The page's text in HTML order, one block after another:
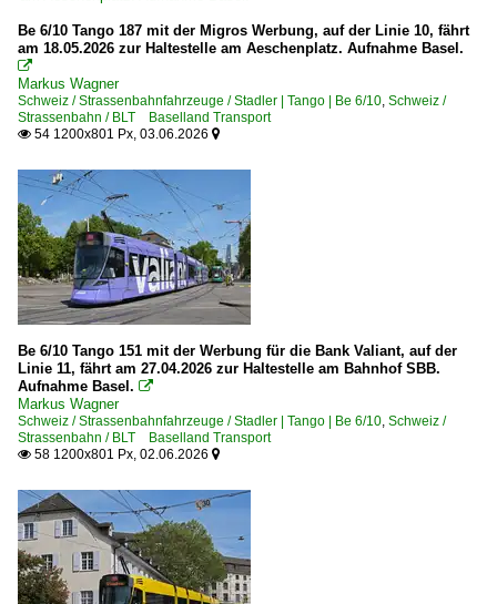
Be 6/10 Tango 187 mit der Migros Werbung, auf der Linie 10, fährt
am 18.05.2026 zur Haltestelle am Aeschenplatz. Aufnahme Basel.

Markus Wagner
Schweiz / Strassenbahnfahrzeuge / Stadler | Tango | Be 6/10 Schweiz /
Strassenbahn / BLT Baselland Transport
 54 1200x801 Px, 03.06.2026 
Be 6/10 Tango 151 mit der Werbung für die Bank Valiant, auf der
Linie 11, fährt am 27.04.2026 zur Haltestelle am Bahnhof SBB.
Aufnahme Basel. 
Markus Wagner
Schweiz / Strassenbahnfahrzeuge / Stadler | Tango | Be 6/10 Schweiz /
Strassenbahn / BLT Baselland Transport
 58 1200x801 Px, 02.06.2026 